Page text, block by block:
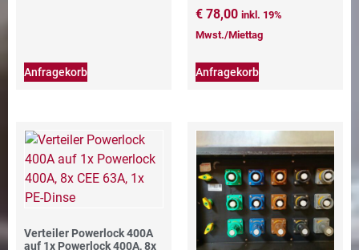
Anfragekorb
€ 78,00 inkl. 19%
Mwst./Miettag
Anfragekorb
Verteiler Powerlock 400A
auf 1x Powerlock 400A, 8x